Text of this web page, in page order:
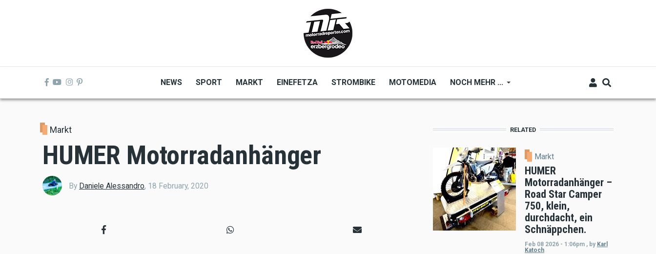
NEWS SPORT MARKT EINEFETZA STROMBIKE MOTOMEDIA NOCH MEHR ...
Markt
HUMER Motorradanhänger
By Daniele Alessandro, 18 February, 2020
RELATED
Markt
HUMER
Motorradanhänger –
Road Star Camper
750, klein,
durchdacht, ein
Schnäppchen.
Feb 08 2026 - 1:06pm , by Karl
Katoch